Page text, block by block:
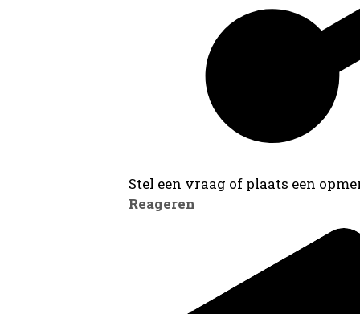
Stel een vraag of plaats een
Reageren